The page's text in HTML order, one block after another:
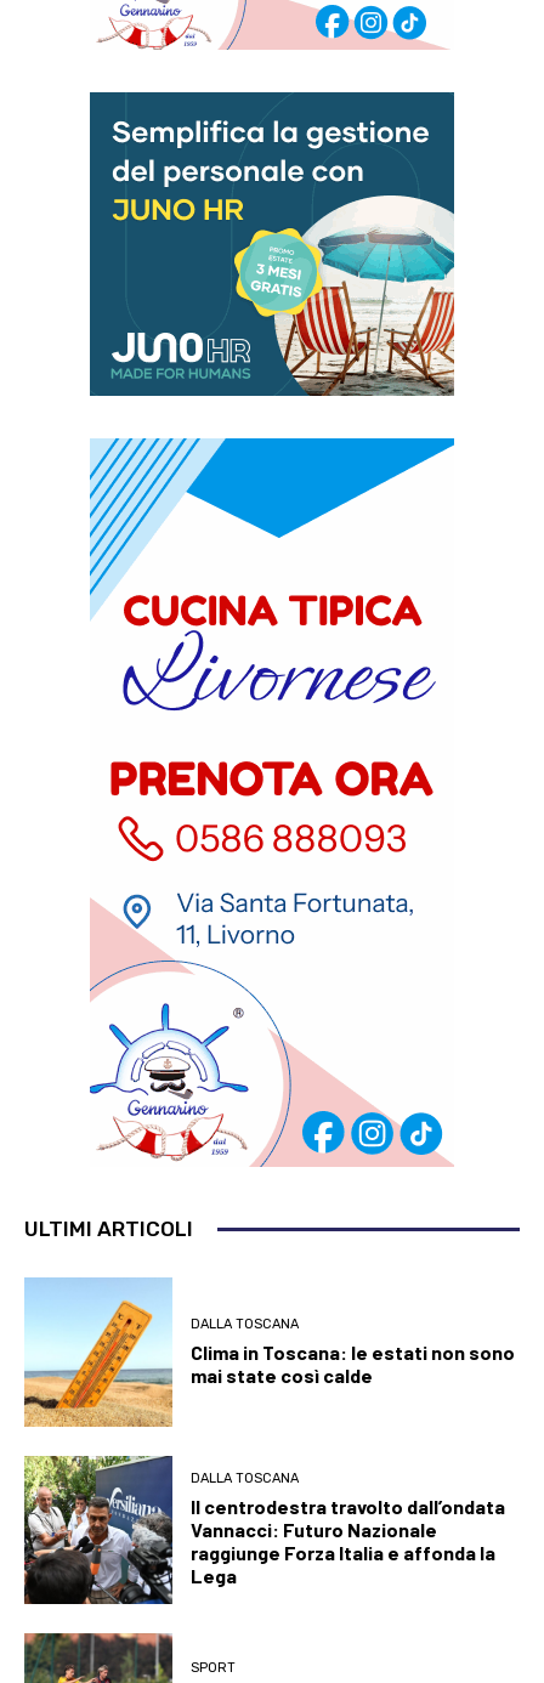
ULTIMI ARTICOLI
DALLA TOSCANA
Clima in Toscana: le estati non sono
mai state così calde
DALLA TOSCANA
Il centrodestra travolto dall’ondata
Vannacci: Futuro Nazionale
raggiunge Forza Italia e affonda la
Lega
SPORT